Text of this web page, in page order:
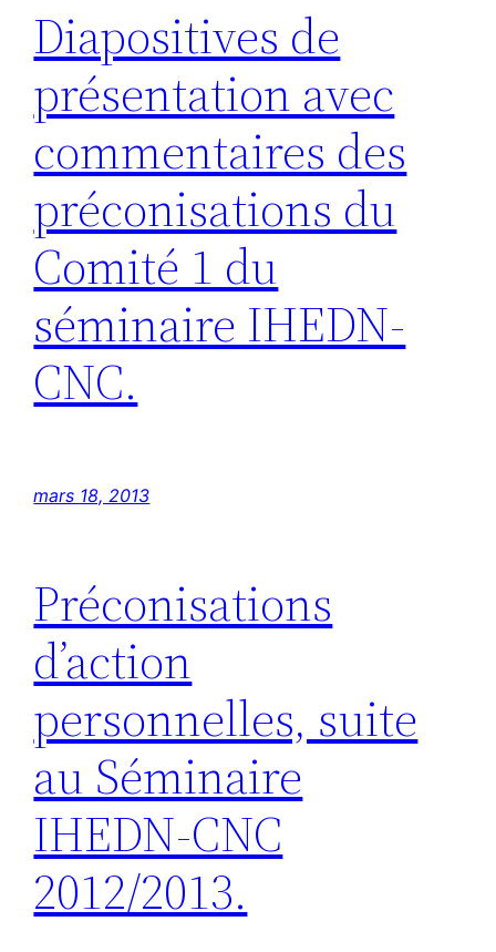
Diapositives de
présentation avec
commentaires des
préconisations du
Comité 1 du
séminaire IHEDN-
CNC.
mars 18, 2013
Préconisations
d’action
personnelles, suite
au Séminaire
IHEDN-CNC
2012/2013.